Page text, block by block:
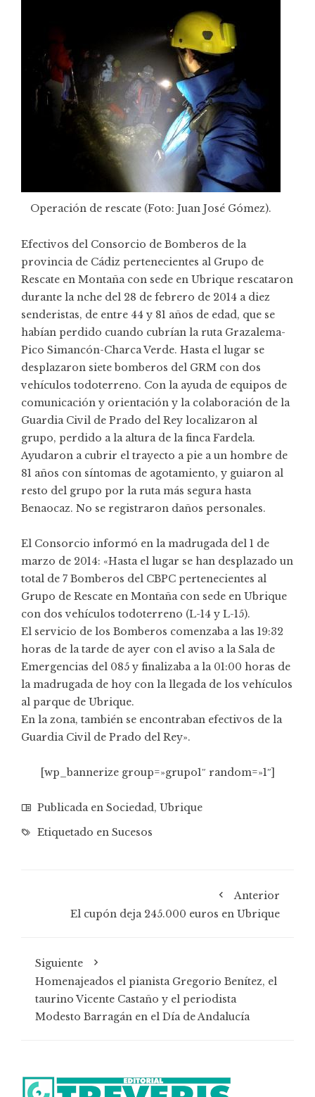
Operación de rescate (Foto: Juan José Gómez).
Efectivos del Consorcio de Bomberos de la
provincia de Cádiz pertenecientes al Grupo de
Rescate en Montañacon sede en Ubrique rescataron
durante la nche del 28 de febrero de 2014 a diez
senderistas, de entre 44 y 81 años de edad, que se
habían perdido cuando cubrían la ruta Grazalema-
Pico Simancón-Charca Verde. Hasta el lugar se
desplazaron siete bomberos del GRM con dos
vehículos todoterreno. Con la ayuda de equipos de
comunicación y orientación y la colaboración de la
Guardia Civil de Prado del Rey localizaron al
grupo, perdido a la altura de la finca Fardela.
Ayudaron a cubrir el trayecto a pie a un hombre de
81 años con síntomas de agotamiento, y guiaron al
resto del grupo por la ruta más segura hasta
Benaocaz. No se registraron daños personales.
El Consorcio informó en la madrugada del 1 de
marzo de 2014: «Hasta el lugar se han desplazado un
total de 7 Bomberos del CBPC pertenecientes al
Grupo de Rescate en Montaña con sede en Ubrique
con dos vehículos todoterreno (L-14 y L-15).
El servicio de los Bomberos comenzaba a las 19:32
horas de la tarde de ayer con el aviso a la Sala de
Emergencias del 085 y finalizaba a la 01:00 horas de
la madrugada de hoy con la llegada de los vehículos
al parque de Ubrique.
En la zona, también se encontraban efectivos de la
Guardia Civil de Prado del Rey».
[wp_bannerize group=»grupo1″ random=»1″]
Publicada en Sociedad, Ubrique
Etiquetado en Sucesos
Anterior
El cupón deja 245.000 euros en Ubrique
Siguiente
Homenajeados el pianista Gregorio Benítez, el
taurino Vicente Castaño y el periodista
Modesto Barragán en el Día de Andalucía